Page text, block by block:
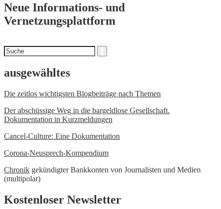
Neue Informations- und
Vernetzungsplattform
Suchen
nach
ausgewähltes
Die zeitlos wichtigsten Blogbeiträge nach Themen
Der abschüssige Weg in die bargeldlose Gesellschaft.
Dokumentation in Kurzmeldungen
Cancel-Culture: Eine Dokumentation
Corona-Neusprech-Kompendium
Chronik gekündigter Bankkonten von Journalisten und Medien
(multipolar)
Kostenloser Newsletter